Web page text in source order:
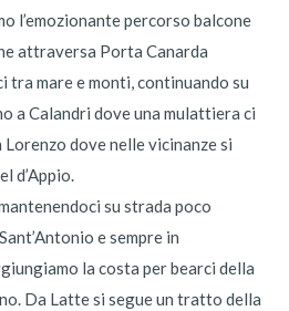
l’emozionante percorso balcone
attraversa Porta Canarda
tra mare e monti, continuando su
a Calandri dove una mulattiera ci
dove nelle vicinanze si
d’Appio.
su strada poco
e sempre in
la costa per bearci della
Da Latte si segue un tratto della